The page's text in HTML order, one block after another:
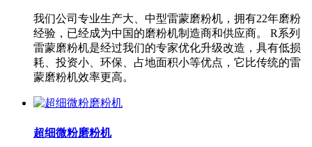
我们公司专业生产大、中型雷蒙磨粉机，拥有22年磨粉
经验，已经成为中国的磨粉机制造商和供应商。 R系列
雷蒙磨粉机是经过我们的专家优化升级改造，具有低损
耗、投资小、环保、占地面积小等优点，它比传统的雷
蒙磨粉机效率更高。
超细微粉磨粉机